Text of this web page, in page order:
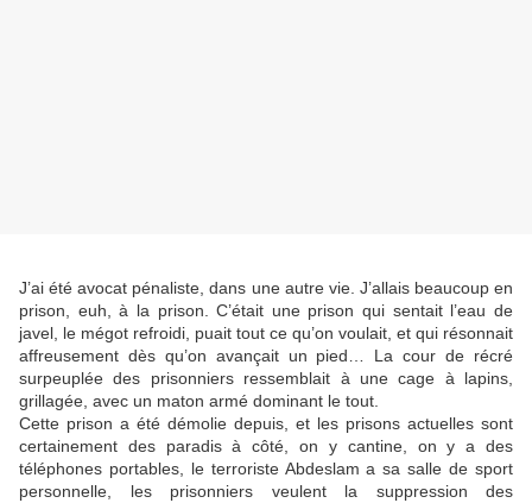
J’ai été avocat pénaliste, dans une autre vie. J’allais beaucoup en
prison, euh, à la prison. C’était une prison qui sentait l’eau de
javel, le mégot refroidi, puait tout ce qu’on voulait, et qui résonnait
affreusement dès qu’on avançait un pied… La cour de récré
surpeuplée des prisonniers ressemblait à une cage à lapins,
grillagée, avec un maton armé dominant le tout.
Cette prison a été démolie depuis, et les prisons actuelles sont
certainement des paradis à côté, on y cantine, on y a des
téléphones portables, le terroriste Abdeslam a sa salle de sport
personnelle, les prisonniers veulent la suppression des